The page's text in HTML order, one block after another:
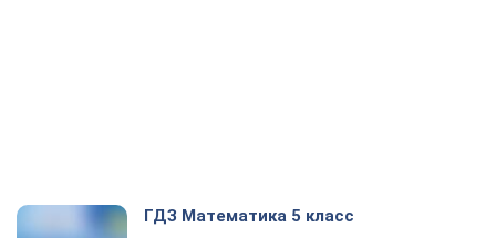
ГДЗ Математика 5 класс